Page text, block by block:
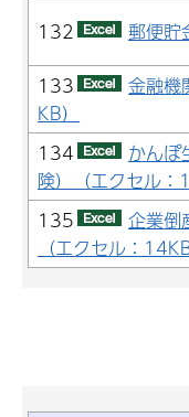
132
郵便貯
133
金融機
KB）
134
かんぽ
険）（エクセル：
135
企業倒
（エクセル：14KB